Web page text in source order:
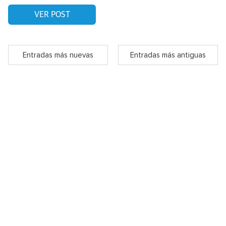
VER POST
Entradas más nuevas Entradas más antiguas